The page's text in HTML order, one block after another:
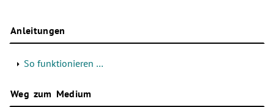
Anleitungen
So funktionieren …
Weg zum Medium